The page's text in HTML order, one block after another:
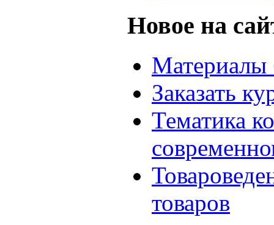
Новое на
Материалы
Заказать
Тематика
товаров